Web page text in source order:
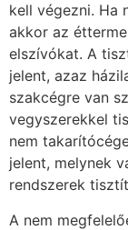
kell végezni. Ha
akkor az
elszívókat. A
jelent, azaz
szakcégre van
vegyszerekkel
nem
jelent, melynek
rendszerek
A nem